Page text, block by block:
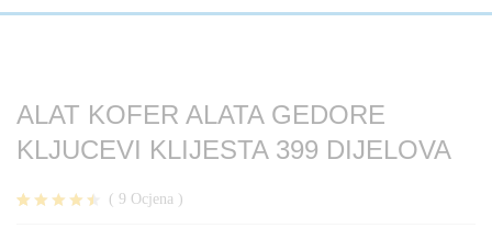
Pretraži
ALAT KOFER ALATA GEDORE
KLJUCEVI KLIJESTA 399 DIJELOVA
( 9 Ocjena )